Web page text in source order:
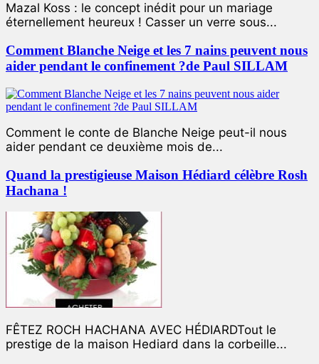
Mazal Koss : le concept inédit pour un mariage
éternellement heureux ! Casser un verre sous...
Comment Blanche Neige et les 7 nains peuvent nous
aider pendant le confinement ?de Paul SILLAM
Comment le conte de Blanche Neige peut-il nous
aider pendant ce deuxième mois de...
Quand la prestigieuse Maison Hédiard célèbre Rosh
Hachana !
FÊTEZ ROCH HACHANA AVEC HÉDIARDTout le
prestige de la maison Hediard dans la corbeille...